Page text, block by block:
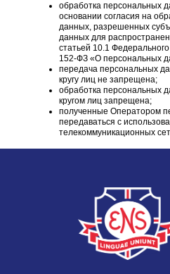
обработка персональных
основании согласия на
данных, разрешенных
данных для
статьей 10.1
152-ФЗ «О персональных
передача персональных
кругу лиц не запрещена;
обработка персональных
кругом лиц запрещена;
полученные Оператором
передаваться с
телекоммуникационных